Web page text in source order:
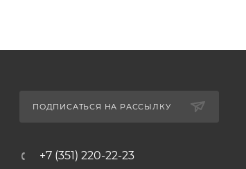
ПОДПИСАТЬСЯ НА РАССЫЛКУ
+7 (351) 220-22-23